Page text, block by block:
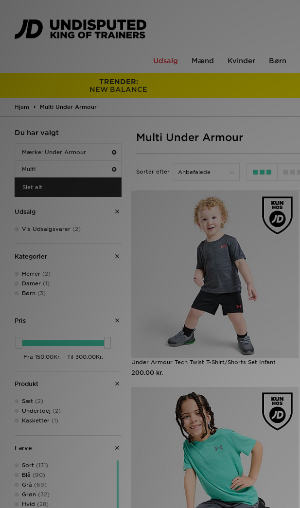
Udsalg Mænd Kvinder Børn
TRENDER:
NEW BALANCE
Hjem Multi Under Armour
Du har valgt
Mærke: Under Armour
Multi
Slet alt
Udsalg
Vis Udsalgsvarer (2)
Kategorier
Herrer (2)
Damer (1)
Børn (3)
Pris
Produkt
Sæt (2)
Undertoej (2)
Kasketter (1)
Farve
Sort (131)
Blå (90)
Grå (69)
Grøn (32)
Hvid (28)
Multi Under Armour
Sorter efter
Under Armour Tech Twist T-Shirt/Shorts Set Infant
200.00 kr.